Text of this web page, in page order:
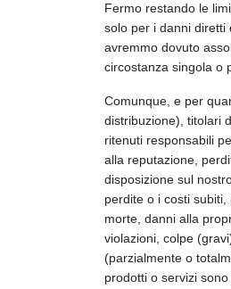
Fermo restando le
solo per i danni diretti
avremmo dovuto
circostanza singola o
Comunque, e per
distribuzione), titolari
ritenuti responsabili
alla reputazione,
disposizione sul
perdite o i costi subiti,
morte, danni alla
violazioni, colpe
(parzialmente o
prodotti o servizi